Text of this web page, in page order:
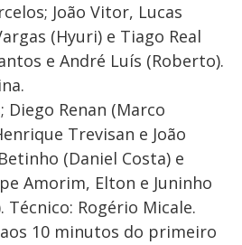
João Vitor, Lucas
(Hyuri) e Tiago Real
e André Luís (Roberto).
Diego Renan (Marco
Trevisan e João
(Daniel Costa) e
Amorim, Elton e Juninho
Técnico: Rogério Micale.
aos 10 minutos do primeiro